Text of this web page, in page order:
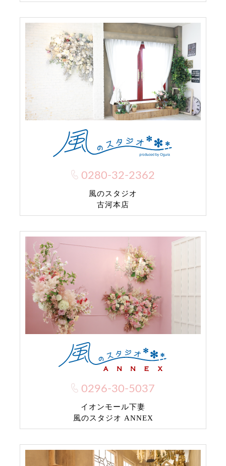
0280-32-2362
風のスタジオ
古河本店
0296-30-5037
イオンモール下妻
風のスタジオ ANNEX